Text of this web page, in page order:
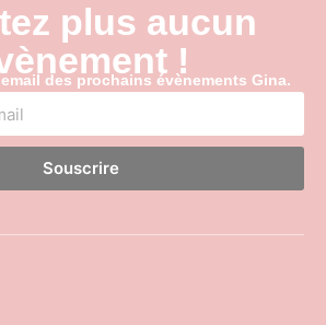
plus aucun
!
des prochains évènements Gina.
Souscrire